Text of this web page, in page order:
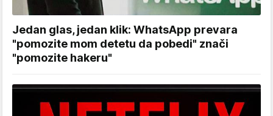
Jedan glas, jedan klik: WhatsApp prevara
"pomozite mom detetu da pobedi" znači
"pomozite hakeru"